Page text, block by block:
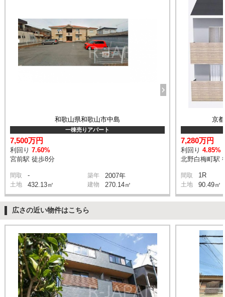
和歌山県和歌山市中島
一棟売りアパート
7,500万円
利回り7.60%
宮前駅 徒歩8分
間取 - 築年 2007年
土地 432.13㎡ 建物 270.14㎡
京
7,280万円
利回り 4.85%
北野白梅町駅
間取 1R
土地 90.49㎡
広さの近い物件はこちら